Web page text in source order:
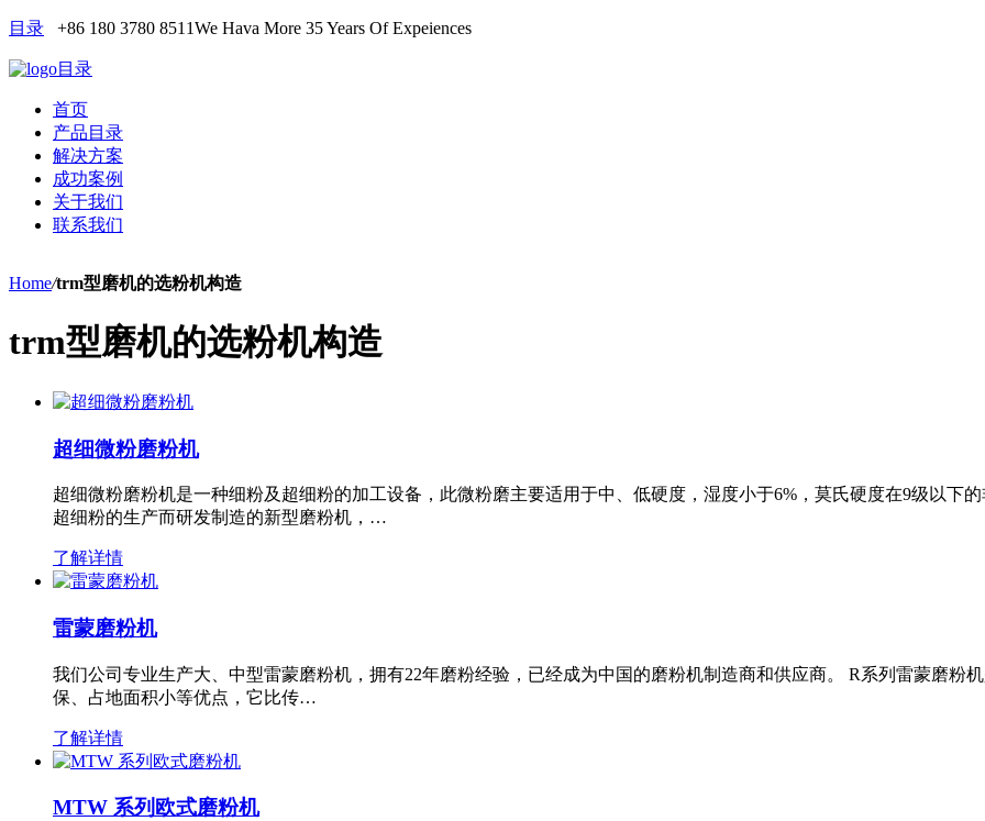
目录 +86 180 3780 8511We Hava More 35 Years Of Expeiences
目录
首页
产品目录
解决方案
成功案例
关于我们
联系我们
Home/trm型磨机的选粉机构造
trm型磨机的选粉机构造
超细微粉磨粉机
超细微粉磨粉机是一种细粉及超细粉的加工设备，此微粉磨主要适用于中、低硬度，湿度小于6%，莫氏硬度在9级以下
超细粉的生产而研发制造的新型磨粉机，…
了解详情
雷蒙磨粉机
我们公司专业生产大、中型雷蒙磨粉机，拥有22年磨粉经验，已经成为中国的磨粉机制造商和供应商。 R系列雷蒙磨粉
保、占地面积小等优点，它比传…
了解详情
MTW 系列欧式磨粉机